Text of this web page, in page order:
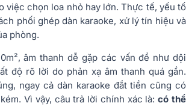
việc chọn loa nhỏ hay lớn. Thực tế, yếu tố
phối ghép dàn karaoke, xử lý tín hiệu và
phòng.
âm thanh dễ gặp các vấn đề như dội
độ rõ lời do phản xạ âm thanh quá gần.
ngay cả dàn karaoke đắt tiền cũng có
Vì vậy, câu trả lời chính xác là:có thể